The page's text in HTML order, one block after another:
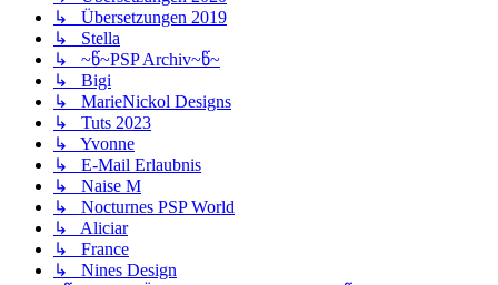
↳ Übersetzungen 2019
↳ Stella
↳ ~წ~PSP Archiv~წ~
↳ Bigi
↳ MarieNickol Designs
↳ Tuts 2023
↳ Yvonne
↳ E-Mail Erlaubnis
↳ Naise M
↳ Nocturnes PSP World
↳ Aliciar
↳ France
↳ Nines Design